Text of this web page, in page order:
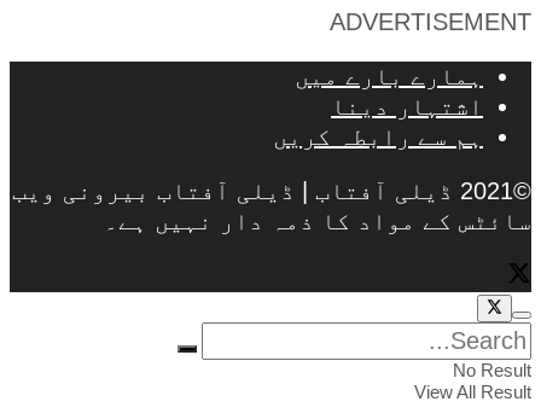
ADVERTISEMENT
ہمارے بارے میں
اشتہار دینا
ہم سے رابطہ کریں
©2021 ڈیلی آفتاب | ڈیلی آفتاب بیرونی ویب
سائٹس کے مواد کا ذمہ دار نہیں ہے۔
No Result
View All Result